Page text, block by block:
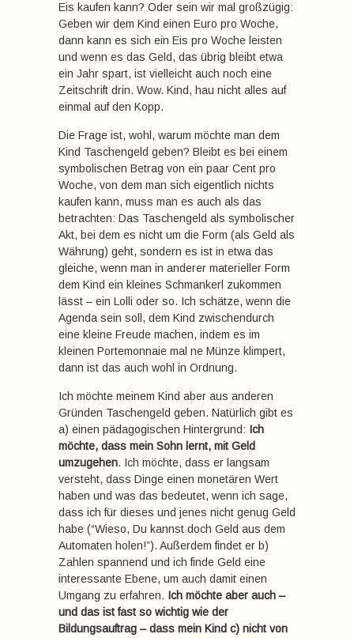
Eis kaufen kann? Oder sein wir mal großzügig:
Geben wir dem Kind einen Euro pro Woche,
dann kann es sich ein Eis pro Woche leisten
und wenn es das Geld, das übrig bleibt etwa
ein Jahr spart, ist vielleicht auch noch eine
Zeitschrift drin. Wow. Kind, hau nicht alles auf
einmal auf den Kopp.
Die Frage ist, wohl, warum möchte man dem
Kind Taschengeld geben? Bleibt es bei einem
symbolischen Betrag von ein paar Cent pro
Woche, von dem man sich eigentlich nichts
kaufen kann, muss man es auch als das
betrachten: Das Taschengeld als symbolischer
Akt, bei dem es nicht um die Form (als Geld als
Währung) geht, sondern es ist in etwa das
gleiche, wenn man in anderer materieller Form
dem Kind ein kleines Schmankerl zukommen
lässt – ein Lolli oder so. Ich schätze, wenn die
Agenda sein soll, dem Kind zwischendurch
eine kleine Freude machen, indem es im
kleinen Portemonnaie mal ne Münze klimpert,
dann ist das auch wohl in Ordnung.
Ich möchte meinem Kind aber aus anderen
Gründen Taschengeld geben. Natürlich gibt es
a) einen pädagogischen Hintergrund: Ich
möchte, dass mein Sohn lernt, mit Geld
umzugehen. Ich möchte, dass er langsam
versteht, dass Dinge einen monetären Wert
haben und was das bedeutet, wenn ich sage,
dass ich für dieses und jenes nicht genug Geld
habe (“Wieso, Du kannst doch Geld aus dem
Automaten holen!”). Außerdem findet er b)
Zahlen spannend und ich finde Geld eine
interessante Ebene, um auch damit einen
Umgang zu erfahren. Ich möchte aber auch –
und das ist fast so wichtig wie der
Bildungsauftrag – dass mein Kind c) nicht von